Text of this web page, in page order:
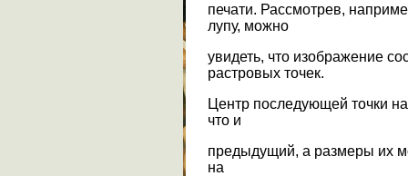
печати. Рассмотрев,
лупу, можно
увидеть, что изображение
растровых точек.
Центр последующей точки
что и
предыдущий, а размеры их
на